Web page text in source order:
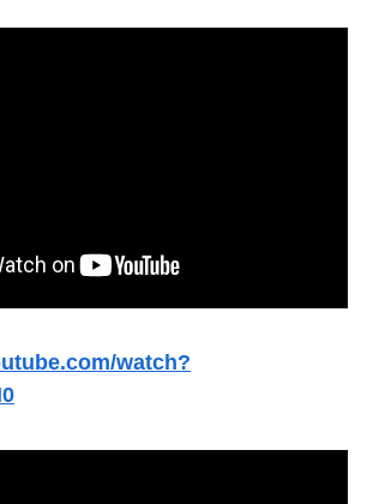
watch?